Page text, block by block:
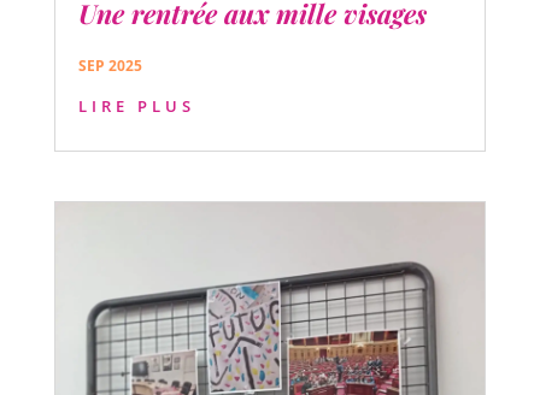
Une rentrée aux mille visages
SEP 2025
LIRE PLUS